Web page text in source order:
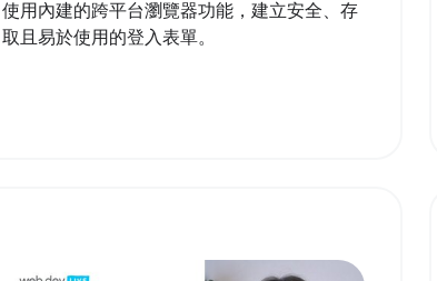
使用內建的跨平台瀏覽器功能，建立安全、存
取且易於使用的登入表單。